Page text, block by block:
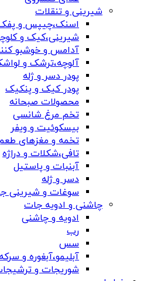
شیرینی و تنقلات
اسنک،چیپس و
شیرینی،کیک و
آدامس و خوشبو
آلوچه،ترشک و
پودر دسر و ژله
پودر کیک و پنکیک
محصولات صبحانه
تخم مرغ شانسی
بیسکوئیت و ویفر
تخمه و مغزهای طعم
تافی،شکلات و دراژه
آبنبات و پاستیل
دسر و ژله
سوغات و شیرینی
چاشنی و ادویه جات
ادویه و چاشنی
رب
سس
آبلیمو،آبغوره و
شوریجات و